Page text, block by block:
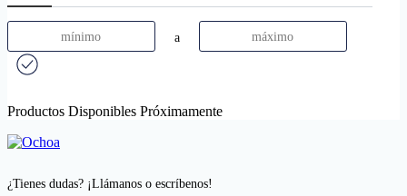
a
Productos Disponibles Próximamente
¿Tienes dudas? ¡Llámanos o escríbenos!